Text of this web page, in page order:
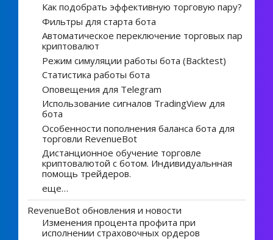
Как подобрать эффективную торговую пару?
Фильтры для старта бота
Автоматическое переключение торговых пар
криптовалют
Режим симуляции работы бота (Backtest)
Статистика работы бота
Оповещения для Telegram
Использование сигналов TradingView для
бота
Особенности пополнения баланса бота для
торговли RevenueBot
Дистанционное обучение торговле
криптовалютой с ботом. Индивидуальнная
помощь трейдеров.
еще…
RevenueBot обновления и новости
Изменения процента профита при
исполнении страховочных ордеров